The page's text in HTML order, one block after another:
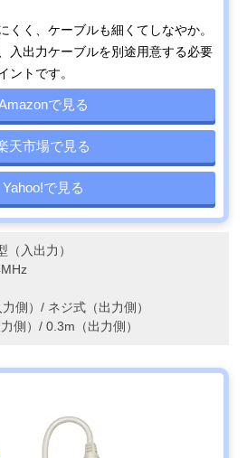
くく、ケーブルも細くてしなやか。
入出力ケーブルを別途用意する必要
ントです。
で見る
天市場で見る
Yahoo!で見る
（入出力）
力側）/ ネジ式（出力側）
側）/ 0.3m（出力側）